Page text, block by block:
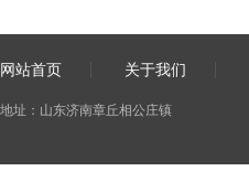
网站首页 关于我们
地址：山东济南章丘相公庄镇